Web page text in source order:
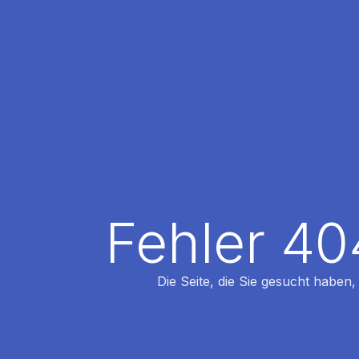
Fehler
Die Seite, die Sie gesucht